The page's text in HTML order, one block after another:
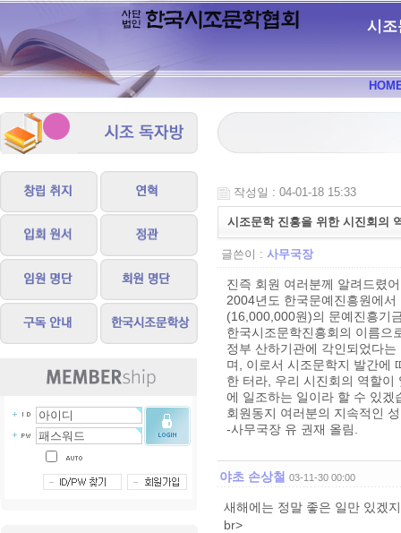
시조
작성일 : 04-01-18 15:33
시조문학 진흥을 위한 시진회의
글쓴이 : 사무국장
진즉 회원 여러분께 알려드렸
2004년도 한국문예진흥원에
(16,000,000원)의 문예진흥기
한국시조문학진흥회의 이름으
정부 산하기관에 각인되었다
며, 이로서 시조문학지 발간에
한 터라, 우리 시진회의 역할
에 일조하는 일이라 할 수 있겠
회원동지 여러분의 지속적인
-사무국장 유 권재 올림.
야초 손상철 03-11-30 00:00
새해에는 정말 좋은 일만 있겠
br>